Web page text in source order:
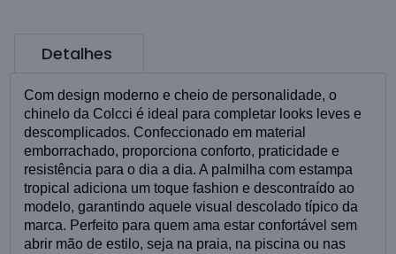
Detalhes
Com design moderno e cheio de personalidade, o
chinelo da Colcci é ideal para completar looks leves e
descomplicados. Confeccionado em material
emborrachado, proporciona conforto, praticidade e
resistência para o dia a dia. A palmilha com estampa
tropical adiciona um toque fashion e descontraído ao
modelo, garantindo aquele visual descolado típico da
marca. Perfeito para quem ama estar confortável sem
abrir mão de estilo, seja na praia, na piscina ou nas